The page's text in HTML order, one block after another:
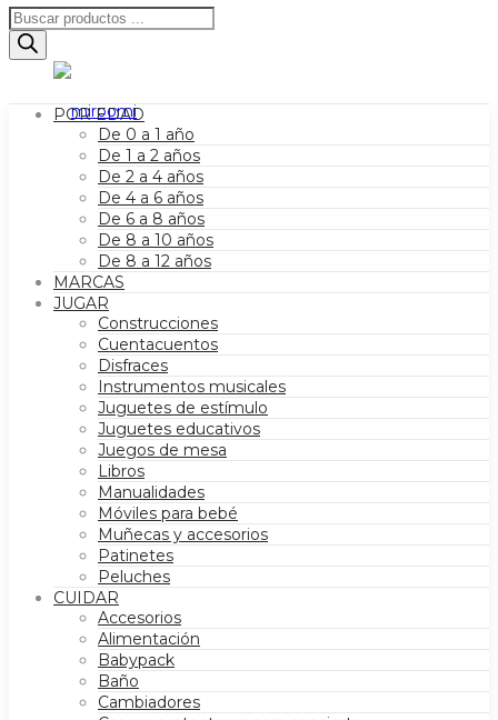
Búsqueda
de
productos
POR EDAD
De 0 a 1 año
De 1 a 2 años
De 2 a 4 años
De 4 a 6 años
De 6 a 8 años
De 8 a 10 años
De 8 a 12 años
MARCAS
JUGAR
Construcciones
Cuentacuentos
Disfraces
Instrumentos musicales
Juguetes de estímulo
Juguetes educativos
Juegos de mesa
Libros
Manualidades
Móviles para bebé
Muñecas y accesorios
Patinetes
Peluches
CUIDAR
Accesorios
Alimentación
Babypack
Baño
Cambiadores